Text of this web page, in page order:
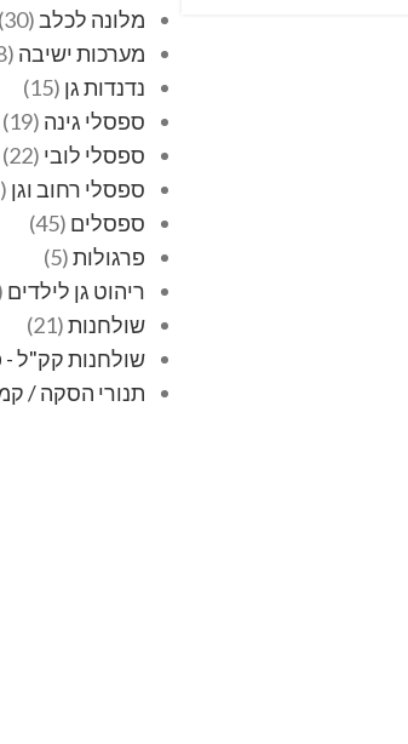
מלונה לכלב 30
מערכות ישיבה
נדנדות גן 15
ספסלי גינה 19
ספסלי לובי 22
ספסלי רחוב וגן
ספסלים 45
פרגולות 5
ריהוט גן לילדים
שולחנות 21
שולחנות קק"ל -
תנורי הסקה /